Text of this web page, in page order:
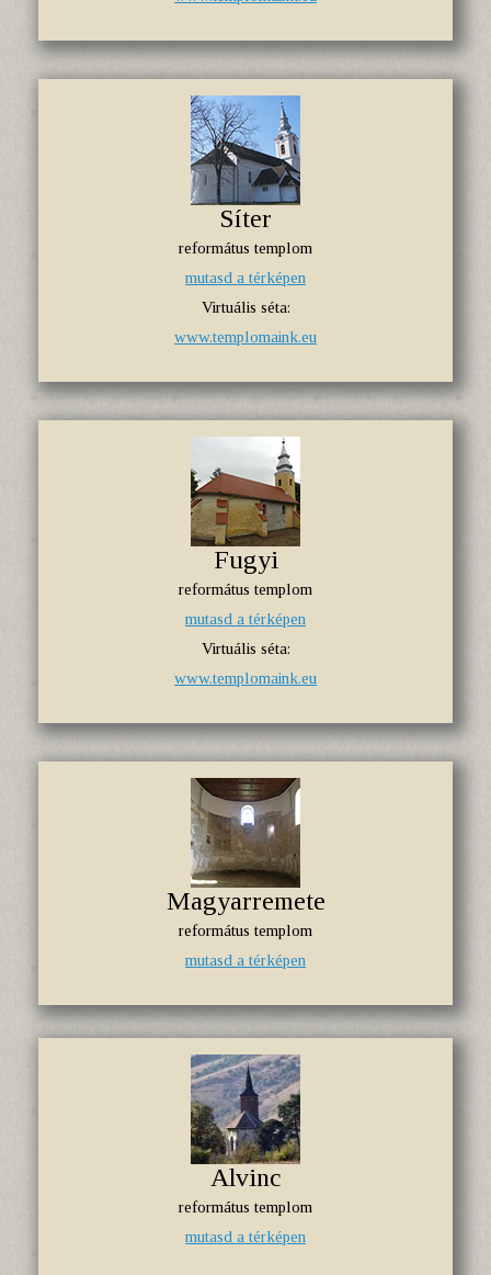
Síter
református templom
mutasd a térképen
Virtuális séta:
www.templomaink.eu
Fugyi
református templom
mutasd a térképen
Virtuális séta:
www.templomaink.eu
Magyarremete
református templom
mutasd a térképen
Alvinc
református templom
mutasd a térképen